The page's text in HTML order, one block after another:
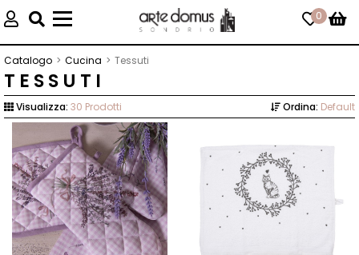
Toggle
navigation
0
Catalogo Cucina Tessuti
TESSUTI
Ordina: Default
Visualizza: 30 Prodotti